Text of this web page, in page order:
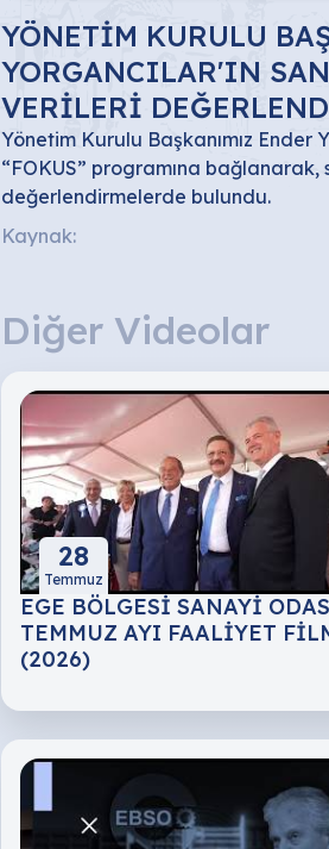
YÖNETİM KURULU
YORGANCILAR'IN
VERİLERİ
Yönetim Kurulu Başkanımız Ender
“FOKUS” programına
değerlendirmelerde bulundu.
Kaynak:
Diğer Videolar
28
Temmuz
EGE BÖLGESİ SANAYİ
TEMMUZ AYI FAALİYET
(2026)